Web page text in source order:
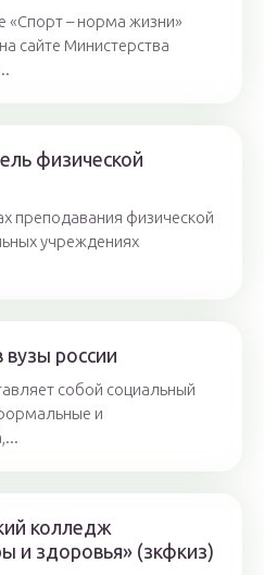
– норма жизни»
сайте Министерства
физической
преподавания физической
учреждениях
вузы россии
собой социальный
и
колледж
и здоровья» (зкфкиз)